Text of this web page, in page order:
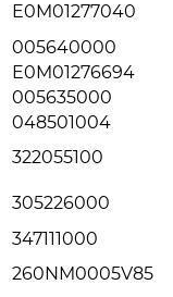
E0M01277040
005640000
E0M01276694
005635000
048501004
322055100
305226000
347111000
260NM0005V85